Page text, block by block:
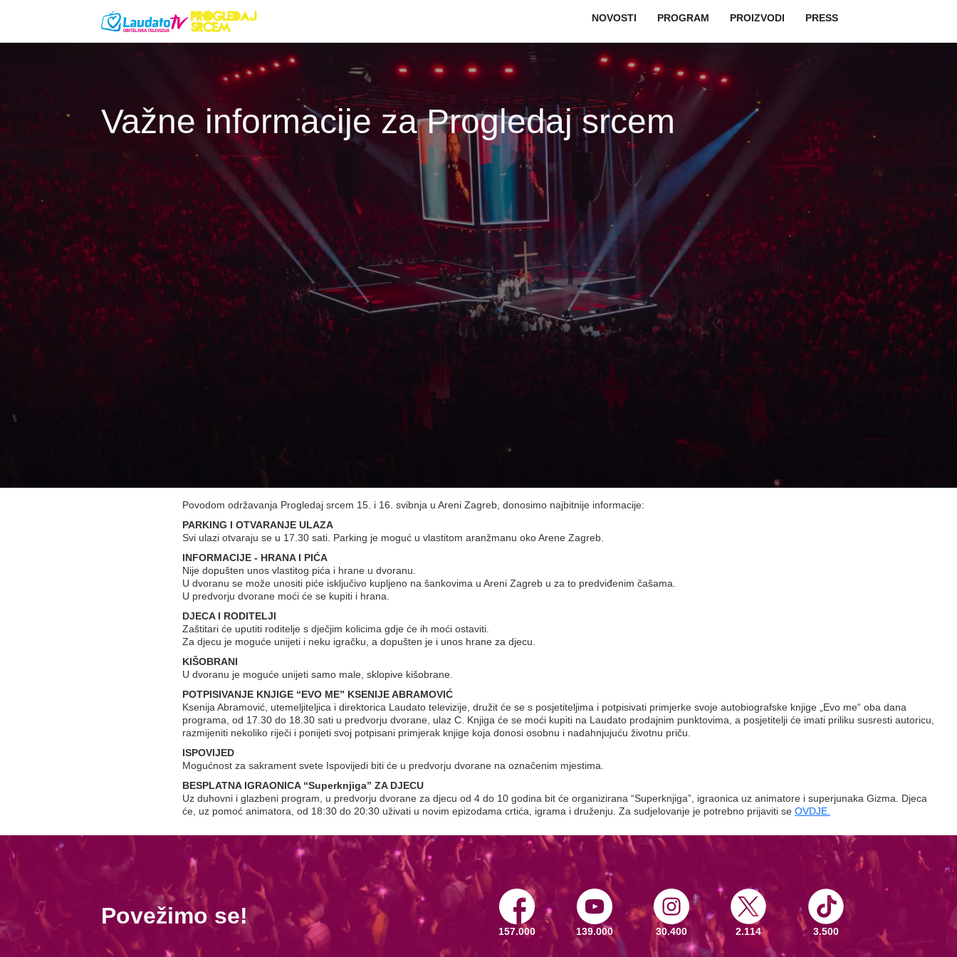
Main navigation
NOVOSTI PROGRAM PROIZVODI PRESS
Važne informacije za Progledaj srcem
Povodom održavanja Progledaj srcem 15. i 16. svibnja u Areni Zagreb, donosimo najbitnije informacije:
PARKING I OTVARANJE ULAZA
Svi ulazi otvaraju se u 17.30 sati. Parking je moguć u vlastitom aranžmanu oko Arene Zagreb.
INFORMACIJE - HRANA I PIĆA
Nije dopušten unos vlastitog pića i hrane u dvoranu.
U dvoranu se može unositi piće isključivo kupljeno na šankovima u Areni Zagreb u za to predviđenim čašama.
U predvorju dvorane moći će se kupiti i hrana.
DJECA I RODITELJI
Zaštitari će uputiti roditelje s dječjim kolicima gdje će ih moći ostaviti.
Za djecu je moguće unijeti i neku igračku, a dopušten je i unos hrane za djecu.
KIŠOBRANI
U dvoranu je moguće unijeti samo male, sklopive kišobrane.
POTPISIVANJE KNJIGE “EVO ME” KSENIJE ABRAMOVIĆ
Ksenija Abramović, utemeljiteljica i direktorica Laudato televizije, družit će se s posjetiteljima i potpisivati primjerke svoje autobiografske knjige „Evo me“ oba dana
programa, od 17.30 do 18.30 sati u predvorju dvorane, ulaz C. Knjiga će se moći kupiti na Laudato prodajnim punktovima, a posjetitelji će imati priliku susresti autoricu,
razmijeniti nekoliko riječi i ponijeti svoj potpisani primjerak knjige koja donosi osobnu i nadahnjujuću životnu priču.
ISPOVIJED
Mogućnost za sakrament svete Ispovijedi biti će u predvorju dvorane na označenim mjestima.
BESPLATNA IGRAONICA “Superknjiga” ZA DJECU
Uz duhovni i glazbeni program, u predvorju dvorane za djecu od 4 do 10 godina bit će organizirana “Superknjiga”, igraonica uz animatore i superjunaka Gizma. Djeca
će, uz pomoć animatora, od 18:30 do 20:30 uživati u novim epizodama crtića, igrama i druženju. Za sudjelovanje je potrebno prijaviti se OVDJE.
Povežimo se!
157.000 139.000 30.400 2.114 3.500